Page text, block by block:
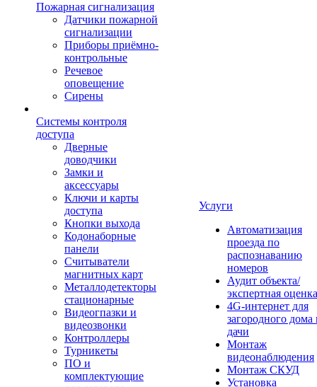
Пожарная сигнализация
Датчики пожарной
сигнализации
Приборы приёмно-
контрольные
Речевое
оповещение
Сирены
Системы контроля
доступа
Дверные
доводчики
Замки и
аксессуары
Ключи и карты
доступа
Кнопки выхода
Кодонаборные
панели
Считыватели
магнитных карт
Металлодетекторы
стационарные
Видеогпазки и
видеозвонки
Контроллеры
Турникеты
ПО и
комплектующие
Услуги
Автоматизация
проезда по
распознаванию
номеров
Аудит объекта/
экспертная оценка
4G-интернет для
загородного дома
дачи
Монтаж
видеонаблюдения
Монтаж СКУД
Установка